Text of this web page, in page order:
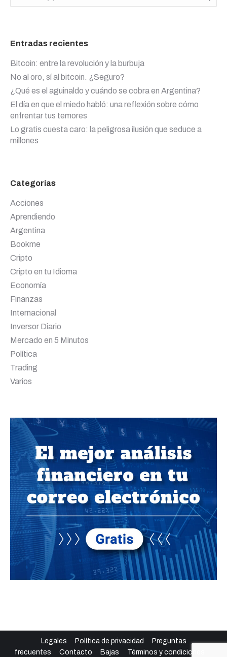
Entradas recientes
Bitcoin: entre la revolución y la burbuja
No al oro, sí al bitcoin. ¿Seguro?
¿Qué es el aguinaldo y cuándo se cobra en Argentina?
El día en que el miedo habló: una reflexión sobre cómo
enfrentar tus temores
Lo gratis cuesta caro: la peligrosa ilusión que seduce a
millones
Categorías
Acciones
Aprendiendo
Argentina
Bookme
Cripto
Cripto en tu Idioma
Economía
Finanzas
Internacional
Inversor Diario
Mercado en 5 Minutos
Política
Trading
Varios
Legales Política de privacidad
Preguntas
frecuentes
Contacto Bajas Términos y condiciones